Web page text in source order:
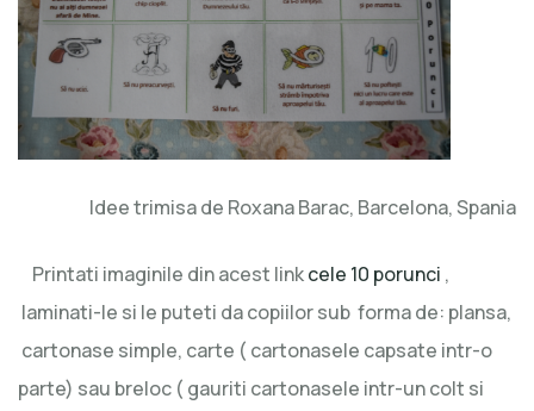
Idee trimisa de Roxana Barac, Barcelona, Spania
Printati imaginile din acest linkcele 10 porunci ,
laminati-le si le puteti da copiilor sub forma de: plansa,
cartonase simple, carte ( cartonasele capsate intr-o
parte) sau breloc ( gauriti cartonasele intr-un colt si